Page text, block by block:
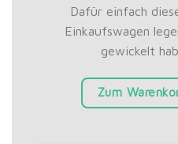
Dafür einfach
Einkaufswagen
gewickelt
Zum